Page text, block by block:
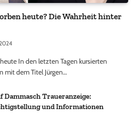
heute? Die Wahrheit hinter
In den letzten Tagen kursierten
mit dem Titel Jürgen…
Dammasch Traueranzeige:
und Informationen